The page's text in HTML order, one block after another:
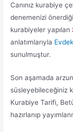
Canınız kurabiye
denemenizi
kurabiyeler yapılan
anlatımlarıyla
sunulmuştur.
Son aşamada
süsleyebileceğiniz
Kurabiye Tarifi,
hazırlanıp